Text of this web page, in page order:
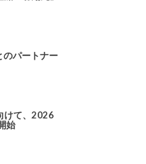
のパートナー
けて、2026
始